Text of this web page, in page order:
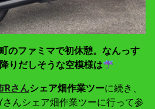
のファミマで初休憩。なんっす
りだしそうな空模様は
Rさんシェア畑作業ツーに続き、
んシェア畑作業ツーに行って参